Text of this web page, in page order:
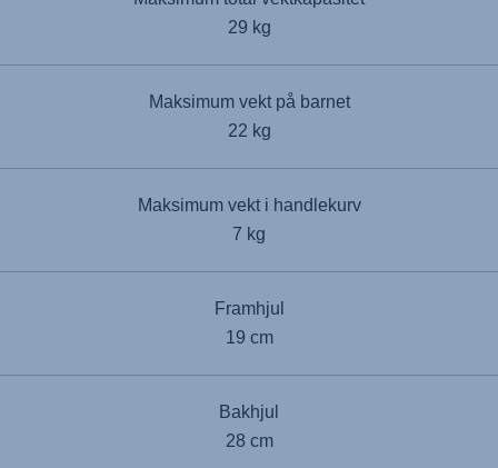
29 kg
Maksimum vekt på barnet
22 kg
Maksimum vekt i handlekurv
7 kg
Framhjul
19 cm
Bakhjul
28 cm